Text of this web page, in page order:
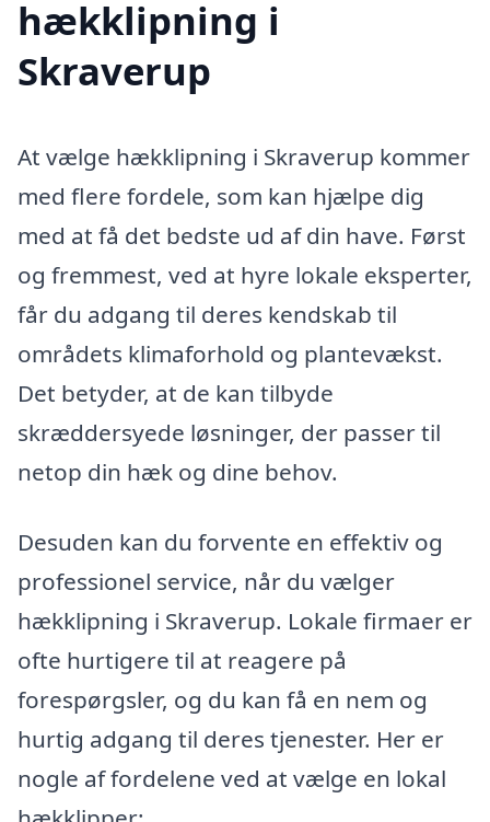
hækklipning i
Skraverup
At vælge hækklipning i Skraverup kommer
med flere fordele, som kan hjælpe dig
med at få det bedste ud af din have. Først
og fremmest, ved at hyre lokale eksperter,
får du adgang til deres kendskab til
områdets klimaforhold og plantevækst.
Det betyder, at de kan tilbyde
skræddersyede løsninger, der passer til
netop din hæk og dine behov.
Desuden kan du forvente en effektiv og
professionel service, når du vælger
hækklipning i Skraverup. Lokale firmaer er
ofte hurtigere til at reagere på
forespørgsler, og du kan få en nem og
hurtig adgang til deres tjenester. Her er
nogle af fordelene ved at vælge en lokal